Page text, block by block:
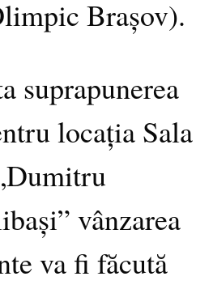
Brașov).
suprapunerea
locația Sala
vânzarea
va fi făcută